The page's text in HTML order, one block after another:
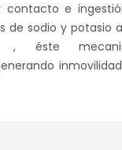
e
de sodio y potasio
, éste